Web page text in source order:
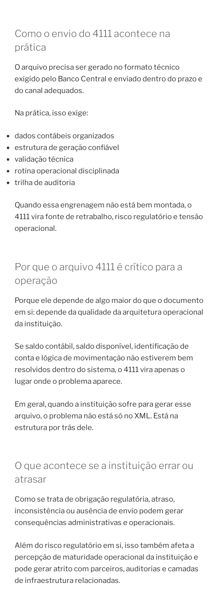
Como o envio do 4111 acontece na
prática
O arquivo precisa ser gerado no formato técnico
exigido pelo Banco Central e enviado dentro do prazo e
do canal adequados.
Na prática, isso exige:
dados contábeis organizados
estrutura de geração confiável
validação técnica
rotina operacional disciplinada
trilha de auditoria
Quando essa engrenagem não está bem montada, o
4111 vira fonte de retrabalho, risco regulatório e tensão
operacional.
Por que o arquivo 4111 é crítico para a
operação
Porque ele depende de algo maior do que o documento
em si: depende da qualidade da arquitetura operacional
da instituição.
Se saldo contábil, saldo disponível, identificação de
conta e lógica de movimentação não estiverem bem
resolvidos dentro do sistema, o 4111 vira apenas o
lugar onde o problema aparece.
Em geral, quando a instituição sofre para gerar esse
arquivo, o problema não está só no XML. Está na
estrutura por trás dele.
O que acontece se a instituição errar ou
atrasar
Como se trata de obrigação regulatória, atraso,
inconsistência ou ausência de envio podem gerar
consequências administrativas e operacionais.
Além do risco regulatório em si, isso também afeta a
percepção de maturidade operacional da instituição e
pode gerar atrito com parceiros, auditorias e camadas
de infraestrutura relacionadas.